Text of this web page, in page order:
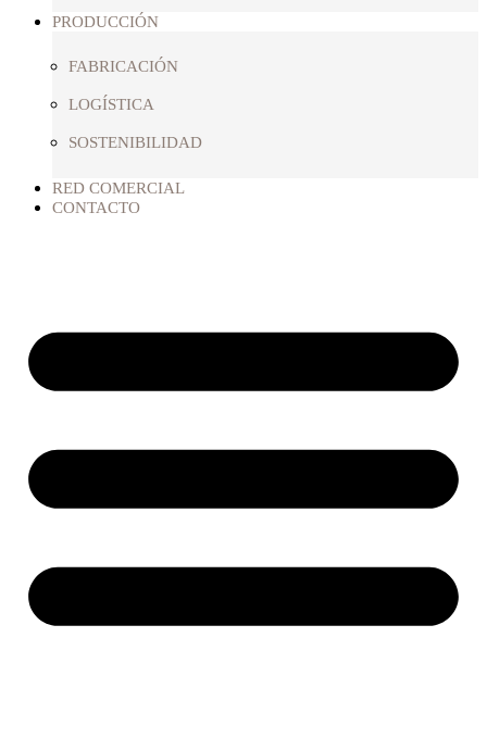
PRODUCCIÓN
FABRICACIÓN
LOGÍSTICA
SOSTENIBILIDAD
RED COMERCIAL
CONTACTO